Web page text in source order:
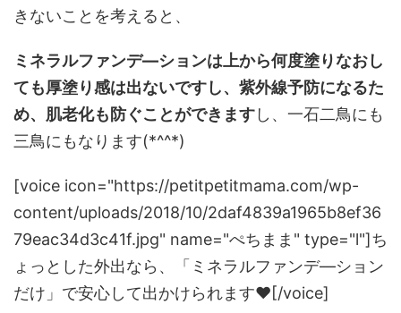
きないことを考えると、
ミネラルファンデ―ションは上から何度塗りなおし
ても厚塗り感は出ないですし、紫外線予防になるた
め、肌老化も防ぐことができますし、一石二鳥にも
三鳥にもなります(*^^*)
[voice icon="https://petitpetitmama.com/wp-
content/uploads/2018/10/2daf4839a1965b8ef36
79eac34d3c41f.jpg" name="ぺちまま" type="l"]ち
ょっとした外出なら、「ミネラルファンデ―ション
だけ」で安心して出かけられます♥[/voice]